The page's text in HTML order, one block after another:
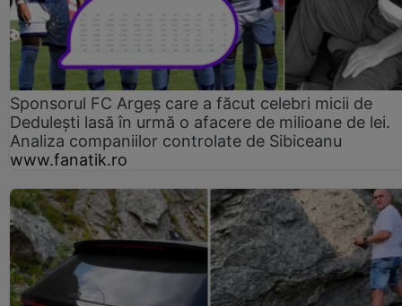
Sponsorul FC Argeș care a făcut celebri micii de
Dedulești lasă în urmă o afacere de milioane de lei.
Analiza companiilor controlate de Sibiceanu
www.fanatik.ro